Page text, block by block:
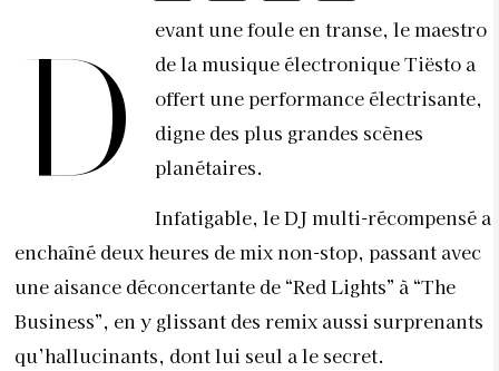
D
evant une foule en transe, le maestro
de la musique électronique Tiësto a
offert une performance électrisante,
digne des plus grandes scènes
planétaires.
Infatigable, le DJ multi-récompensé a
enchaîné deux heures de mix non-stop, passant avec
une aisance déconcertante de “Red Lights” à “The
Business”, en y glissant des remix aussi surprenants
qu’hallucinants, dont lui seul a le secret.